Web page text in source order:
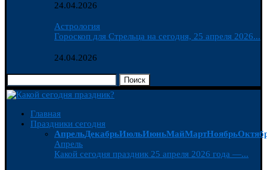
24.04.2026
Астрология
Гороскоп для Стрельца на сегодня, 25 апреля 2026...
24.04.2026
Поиск
Главная
Праздники сегодня
АпрельДекабрьИюльИюньМайМартНоябрь
Апрель
Какой сегодня праздник 25 апреля 2026 года —...